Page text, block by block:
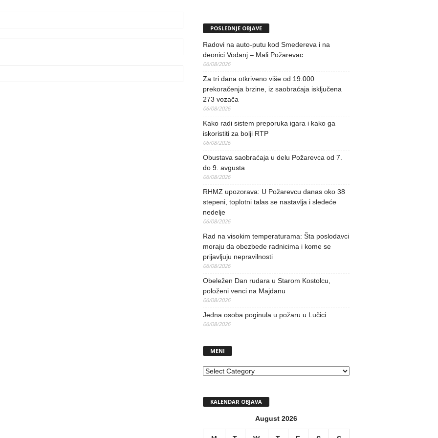
POSLEDNJE OBJAVE
Radovi na auto-putu kod Smedereva i na
deonici Vodanj – Mali Požarevac
06/08/2026
Za tri dana otkriveno više od 19.000
prekoračenja brzine, iz saobraćaja isključena
273 vozača
06/08/2026
Kako radi sistem preporuka igara i kako ga
iskoristiti za bolji RTP
06/08/2026
Obustava saobraćaja u delu Požarevca od 7.
do 9. avgusta
06/08/2026
RHMZ upozorava: U Požarevcu danas oko 38
stepeni, toplotni talas se nastavlja i sledeće
nedelje
06/08/2026
Rad na visokim temperaturama: Šta poslodavci
moraju da obezbede radnicima i kome se
prijavljuju nepravilnosti
06/08/2026
Obeležen Dan rudara u Starom Kostolcu,
položeni venci na Majdanu
06/08/2026
Jedna osoba poginula u požaru u Lučici
06/08/2026
MENI
MENI
KALENDAR OBJAVA
August 2026